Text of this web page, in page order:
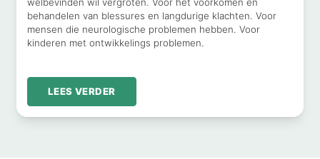
behandelen van blessures en langdurige klachten. Voor
mensen die neurologische problemen hebben. Voor
kinderen met ontwikkelings problemen.
LEES VERDER